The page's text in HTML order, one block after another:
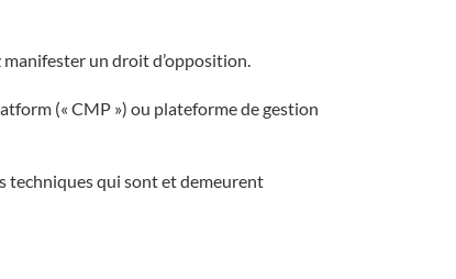
manifester un droit d’opposition.
(« CMP ») ou plateforme de gestion
techniques qui sont et demeurent